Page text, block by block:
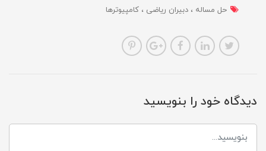
حل مساله
دبیران ریاضی کامپیوترها
دیدگاه خود را بنویسید